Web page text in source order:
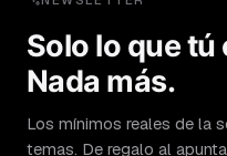
Solo lo que tú
Nada más.
Los mínimos reales de la
temas. De regalo al